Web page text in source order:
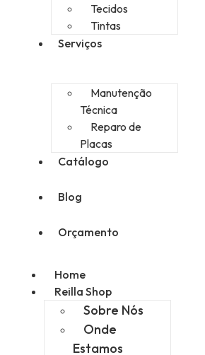
Tecidos
Tintas
Serviços
Manutenção
Técnica
Reparo de
Placas
Catálogo
Blog
Orçamento
Home
Reilla Shop
Sobre Nós
Onde
Estamos